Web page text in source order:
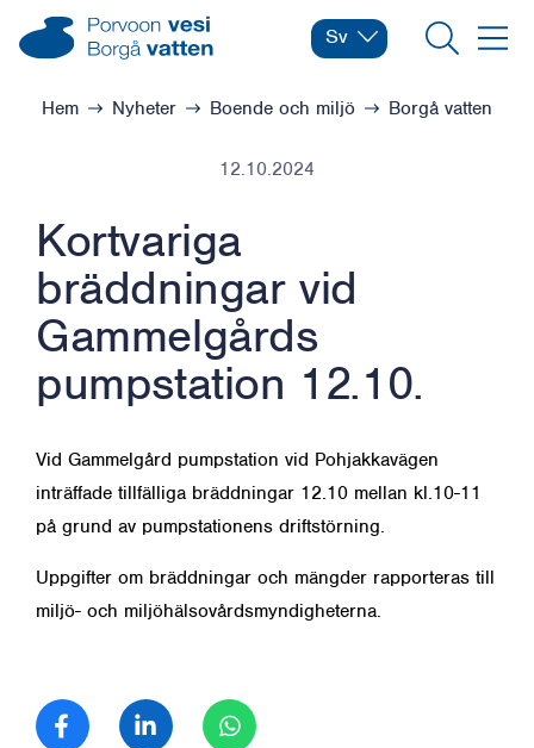
Hoppa till innehåll
Meny
Borgå vatten – Gå till startsidan
Byt språk
Nuvarande språk:
Sv
Sök
Bläddra:
Hem Nyheter Boende och miljö Borgå vatten
12.10.2024
Kortvariga
bräddningar vid
Gammelgårds
pumpstation 12.10.
Vid Gammelgård pumpstation vid Pohjakkavägen
inträffade tillfälliga bräddningar 12.10 mellan kl.10-11
på grund av pumpstationens driftstörning.
Uppgifter om bräddningar och mängder rapporteras till
miljö- och miljöhälsovårdsmyndigheterna.
Dela på FacebookDela på LinkedIn